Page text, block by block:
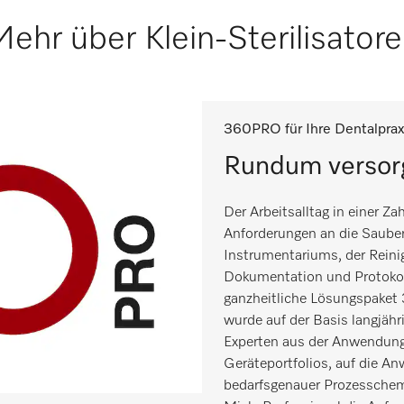
über Klein-
360PRO für Ihre
Rundum
Der Arbeitsalltag in einer
Anforderungen an die
Instrumentariums, der
Dokumentation und
ganzheitliche
wurde auf der Basis
Experten aus der
Geräteportfolios, auf die
bedarfsgenauer